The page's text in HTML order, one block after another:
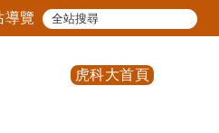
導覽
虎科大首頁